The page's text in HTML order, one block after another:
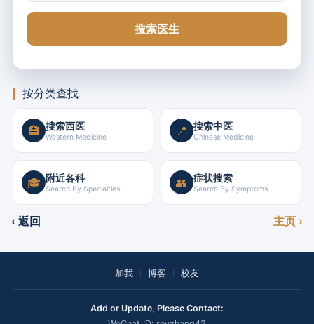
搜索医生
按分类查找
🏥 搜索西医
Western Medicine 📍 搜索中医
Chinese Medicine
🎓 附近各科
Search By Specialties 👥 症状搜索
Search By Symptoms
‹ 返回 主页 ›
加我 博客 校友
Add or Update, Please Contact: